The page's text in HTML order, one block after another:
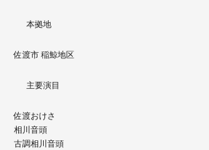
本拠地
佐渡市 稲鯨地区
主要演目
佐渡おけさ
相川音頭
古調相川音頭